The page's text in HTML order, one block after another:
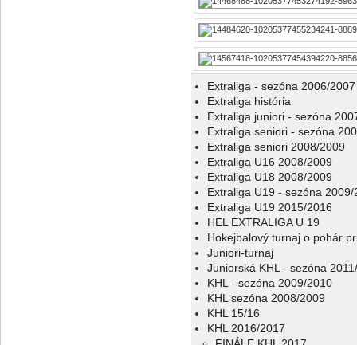
Extraliga - sezóna 2006/2007
Extraliga história
Extraliga juniori - sezóna
Extraliga seniori - sezóna
Extraliga seniori 2008/2009
Extraliga U16 2008/2009
Extraliga U18 2008/2009
Extraliga U19 - sezóna 2009/
Extraliga U19 2015/2016
HEL EXTRALIGA U 19
Hokejbalový turnaj o pohár
Juniori-turnaj
Juniorská KHL - sezóna
KHL - sezóna 2009/2010
KHL sezóna 2008/2009
KHL 15/16
KHL 2016/2017